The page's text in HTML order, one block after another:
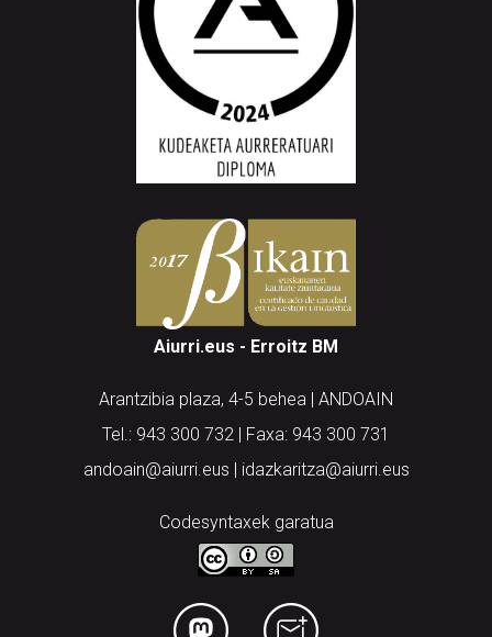
Aiurri.eus - Erroitz BM
Arantzibia plaza, 4-5 behea | ANDOAIN
Tel.: 943 300 732 | Faxa: 943 300 731
andoain@aiurri.eus | idazkaritza@aiurri.eus
Codesyntaxek garatua